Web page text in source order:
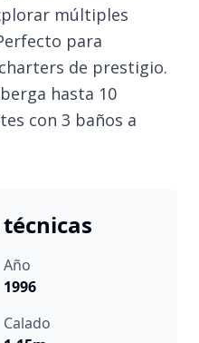
múltiples
para
de prestigio.
hasta 10
con 3 baños a
Año
1996
Calado